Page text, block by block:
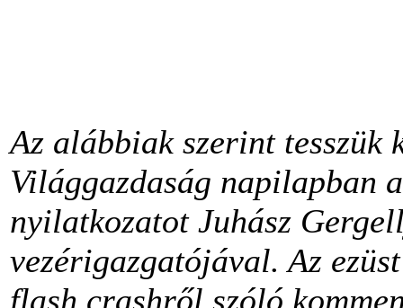
Az alábbiak szerint tesszük
Világgazdaság napilapban
nyilatkozatot Juhász
vezérigazgatójával. Az
flash crashről szóló